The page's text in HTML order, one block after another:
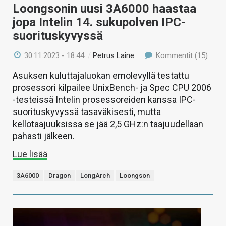
HAKU
Loongsonin uusi 3A6000 haastaa
jopa Intelin 14. sukupolven IPC-
suorituskyvyssä
30.11.2023 - 18:44 /Petrus Laine Kommentit (15)
Asuksen kuluttajaluokan emolevyllä testattu
prosessori kilpailee UnixBench- ja Spec CPU 2006
-testeissä Intelin prosessoreiden kanssa IPC-
suorituskyvyssä tasaväkisesti, mutta
kellotaajuuksissa se jää 2,5 GHz:n taajuudellaan
pahasti jälkeen.
Lue lisää
3A6000 Dragon LongArch Loongson